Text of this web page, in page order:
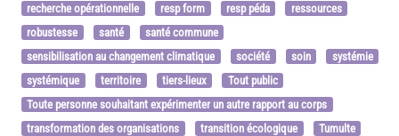
recherche opérationnelle
resp form resp péda
ressources
robustesse
santé
santé commune
sensibilisation au changement climatique
société soin
systémie
systémique
territoire tiers-lieux
Tout public
Toute personne souhaitant expérimenter un autre rapport au corps
transformation des organisations
transition écologique
Tumulte